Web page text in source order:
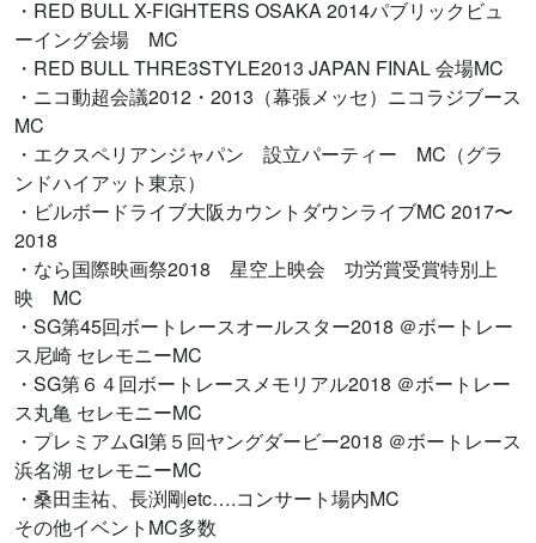
・RED BULL X-FIGHTERS OSAKA 2014パブリックビュ
ーイング会場 MC
・RED BULL THRE3STYLE2013 JAPAN FINAL 会場MC
・ニコ動超会議2012・2013（幕張メッセ）ニコラジブース
MC
・エクスペリアンジャパン 設立パーティー MC（グラ
ンドハイアット東京）
・ビルボードライブ大阪カウントダウンライブMC 2017〜
2018
・なら国際映画祭2018 星空上映会 功労賞受賞特別上
映 MC
・SG第45回ボートレースオールスター2018 ＠ボートレー
ス尼崎 セレモニーMC
・SG第６４回ボートレースメモリアル2018 ＠ボートレー
ス丸亀 セレモニーMC
・プレミアムGI第５回ヤングダービー2018 ＠ボートレース
浜名湖 セレモニーMC
・桑田圭祐、長渕剛etc….コンサート場内MC
その他イベントMC多数